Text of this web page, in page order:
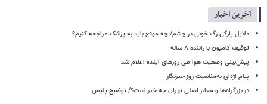
آخرین اخبار
دلایل پارگی رگ خونی در چشم/ چه موقع باید به پزشک مراجعه کنیم؟
توقیف کامیون با راننده ۸ ساله
پیش‌بینی وضعیت هوا طی روزهای آینده اعلام شد
پیام اژه‌ای به‌مناسبت روز خبرنگار
در بزرگراه‌ها و معابر اصلی تهران چه خبر است؟/ توضیح پلیس